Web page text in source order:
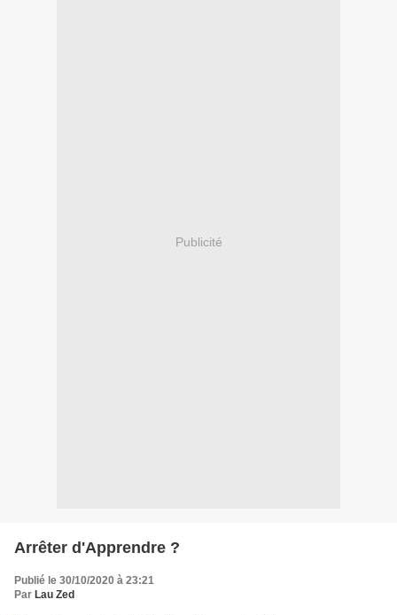
Publicité
Arrêter d'Apprendre ?
Publié le 30/10/2020 à 23:21
Par Lau Zed